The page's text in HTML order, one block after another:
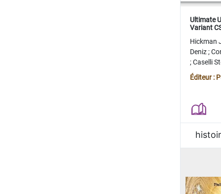
Ultimate
Variant
Hickman
Deniz;
;Caselli
Juan
Éditeur :